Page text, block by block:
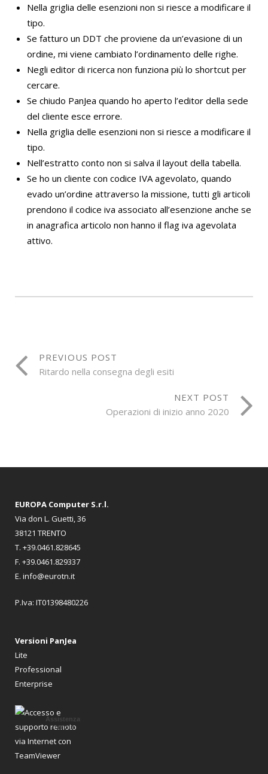
Nella griglia delle esenzioni non si riesce a modificare il
tipo.
Se fatturo un DDT che proviene da un’evasione di un
ordine, mi viene cambiato l’ordinamento delle righe.
Negli editor di ricerca non funziona più lo shortcut per
cercare.
Se chiudo PanJea quando ho aperto l’editor della sede
del cliente esce errore.
Nella griglia delle esenzioni non si riesce a modificare il
tipo.
Nell’estratto conto non si salva il layout della tabella.
Se ho un cliente con codice IVA agevolato, quando
evado un’ordine attraverso la missione, tutti gli articoli
prendono il codice iva associato all’esenzione anche se
in anagrafica articolo non hanno il flag iva agevolata
attivo.
PREVIOUS POST
Ritardo nella consegna degli esiti
NEXT POST
Operazioni di inizio anno 2020
EUROPA Computer S.r.l.
Via don L. Guetti, 36
38121 TRENTO
T. +39.0461.828645
F. +39.0461.829337
E. info@eurotn.it
P.Iva: IT01398480226
Versioni PanJea
Lite
Professional
Enterprise
Assistenza
remota